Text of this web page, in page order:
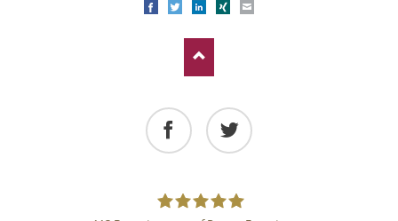
FacebookTwitterLinkedIn
Xing